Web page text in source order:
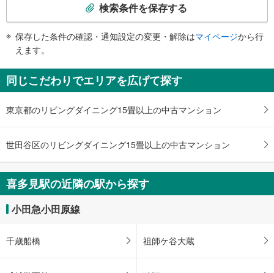
知
を
け
・
件
を
マ
イ
ー
検索条件を保存する
保存した条件の確認・通知設定の変更・解除はマイページから行
えます。
同じこだわりでエリアを広げて探す
東京都のリビングダイニング15畳以上の中古マンション
世田谷区のリビングダイニング15畳以上の中古マンション
喜多見駅の近隣の駅から探す
小田急小田原線
千歳船橋 祖師ケ谷大蔵